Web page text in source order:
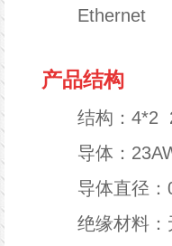
Ethernet
产品结构
结构： 4*2
导体 ：
导体直径 ：
绝缘材料 ：